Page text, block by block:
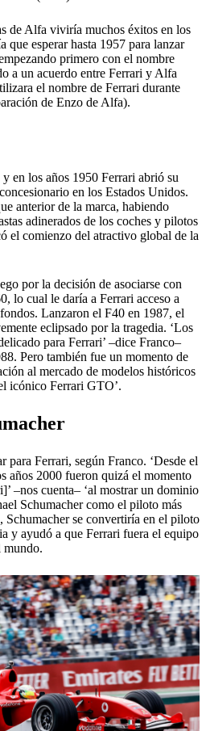
de Alfa viviría muchos éxitos en los
que esperar hasta 1957 para lanzar
primero con el nombre
a un acuerdo entre Ferrari y Alfa
el nombre de Ferrari durante
de Enzo de Alfa).
en los años 1950 Ferrari abrió su
en los Estados Unidos.
anterior de la marca, habiendo
adinerados de los coches y pilotos
el comienzo del atractivo global de la
por la decisión de asociarse con
lo cual le daría a Ferrari acceso a
Lanzaron el F40 en 1987, el
eclipsado por la tragedia. ‘Los
para Ferrari’ –dice Franco–
Pero también fue un momento de
al mercado de modelos históricos
icónico Ferrari GTO’.
para Ferrari, según Franco. ‘Desde el
años 2000 fueron quizá el momento
–nos cuenta– ‘al mostrar un dominio
Schumacher como el piloto más
Schumacher se convertiría en el piloto
y ayudó a que Ferrari fuera el equipo
mundo.